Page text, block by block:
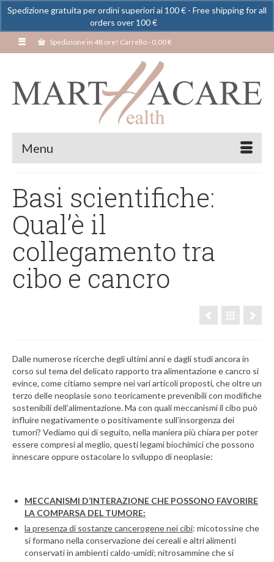
Spedizione in 48 ore! Carrello- 0,00€
Menu
Basi scientifiche:
Qual’è il
collegamento tra
cibo e cancro
Dalle numerose ricerche degli ultimi anni e dagli studi ancora in
corso sul tema del delicato rapporto tra alimentazione e cancro si
evince, come citiamo sempre nei vari articoli proposti, che oltre un
terzo delle neoplasie sono teoricamente prevenibili con modifiche
sostenibili dell’alimentazione. Ma con quali meccanismi il cibo può
influire negativamente o positivamente sull’insorgenza dei
tumori? Vediamo qui di seguito, nella maniera più chiara per poter
essere compresi al meglio, questi legami biochimici che possono
innescare oppure ostacolare lo sviluppo di neoplasie:
MECCANISMI D’INTERAZIONE CHE POSSONO FAVORIRE
LA COMPARSA DEL TUMORE:
la presenza di sostanze cancerogene nei cibi: micotossine che
si formano nella conservazione dei cereali e altri alimenti
conservati in ambienti caldo-umidi; nitrosammine che si
Spedizione gratuita per ordini superiori ai 100 € - Free shipping for all
orders over 100 €